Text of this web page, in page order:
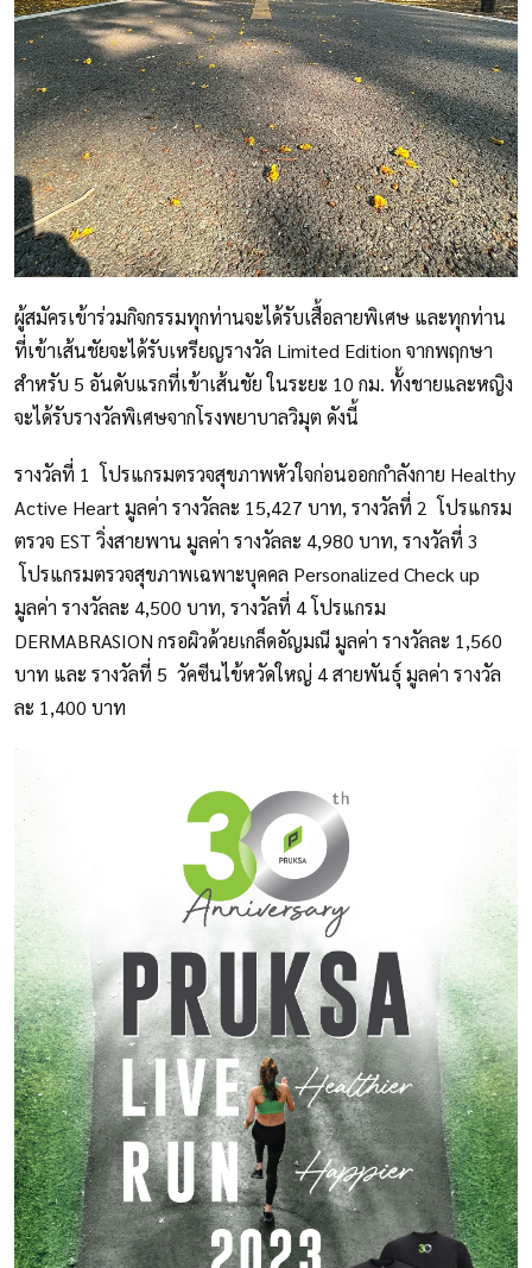
ผู้สมัครเข้าร่วมกิจกรรมทุกท่านจะได้รับเสื้อลายพิเศษ และทุกท่าน
ที่เข้าเส้นชัยจะได้รับเหรียญรางวัล Limited Edition จากพฤกษา
สำหรับ 5 อันดับแรกที่เข้าเส้นชัย ในระยะ 10 กม. ทั้งชายและหญิง
จะได้รับรางวัลพิเศษจากโรงพยาบาลวิมุต ดังนี้
รางวัลที่ 1 โปรแกรมตรวจสุขภาพหัวใจก่อนออกกำลังกาย Healthy
Active Heart มูลค่า รางวัลละ 15,427 บาท, รางวัลที่ 2 โปรแกรม
ตรวจ EST วิ่งสายพาน มูลค่า รางวัลละ 4,980 บาท, รางวัลที่ 3
โปรแกรมตรวจสุขภาพเฉพาะบุคคล Personalized Check up
มูลค่า รางวัลละ 4,500 บาท, รางวัลที่ 4 โปรแกรม
DERMABRASION กรอผิวด้วยเกล็ดอัญมณี มูลค่า รางวัลละ 1,560
บาท และ รางวัลที่ 5 วัคซีนไข้หวัดใหญ่ 4 สายพันธุ์ มูลค่า รางวัล
ละ 1,400 บาท